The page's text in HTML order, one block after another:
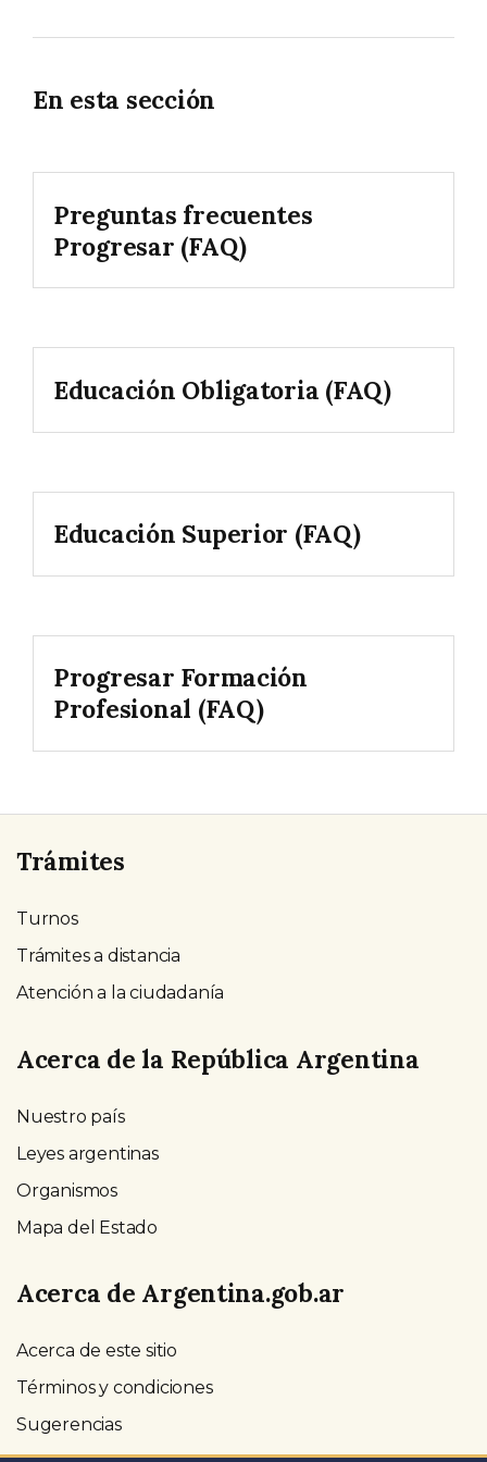
En esta sección
Preguntas frecuentes
Progresar (FAQ)
Educación Obligatoria (FAQ)
Educación Superior (FAQ)
Progresar Formación
Profesional (FAQ)
Trámites
Turnos
Trámites a distancia
Atención a la ciudadanía
Acerca de la República Argentina
Nuestro país
Leyes argentinas
Organismos
Mapa del Estado
Acerca de Argentina.gob.ar
Acerca de este sitio
Términos y condiciones
Sugerencias